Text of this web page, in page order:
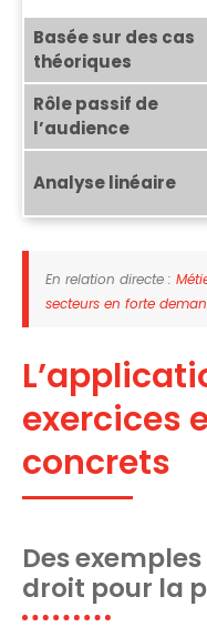
Basée sur des cas
théoriques
Rôle passif de
l’audience
Analyse linéaire
En relation directe :
secteurs en forte
exercices
concrets
Des
droit pour la